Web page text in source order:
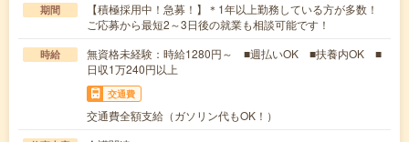
期間
【積極採用中！急募！】＊1年以上勤務している方が多数！
ご応募から最短2～3日後の就業も相談可能です！
時給
無資格未経験：時給1280円～ ■週払いOK ■扶養内OK ■
日収1万240円以上
交通費
交通費全額支給（ガソリン代もOK！）